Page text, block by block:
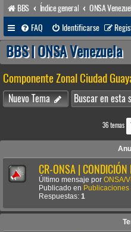
BBS Índice general
FAQ
Identificarse
BBS | ONSA Venezuela
Componente Zonal Ciudad
Nuevo Tema
36 temas
CR-ONSA |
Último mensaje por ONSA/
Publicado en Publicaciones
Respuestas: 1